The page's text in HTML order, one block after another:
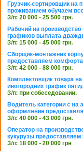
Грузчик-сортировщик на
проживанием обучаем
З/п: 20 000 - 25 500 грн.
Рабочий на
графиков выплата
З/п: 15 000 - 45 000 грн.
Сборщик-монтажник
предоставляем
З/п: 42 000 - 88 000 грн.
Комплектовщик товара
иногородних график
З/п: при собеседовании.
Водитель категории с
оформление
З/п: 40 000 - 43 000 грн.
Оператор на
кукурузы
З/п: 18 000 - 20 000 грн